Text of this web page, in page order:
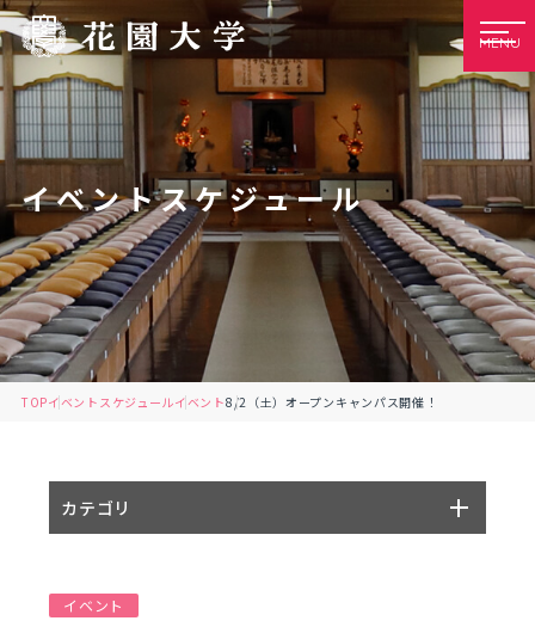
MENU
イベントスケジュール
TOPイベントスケジュールイベント8/2（土）オープンキャンパス開催！
カテゴリ
イベント